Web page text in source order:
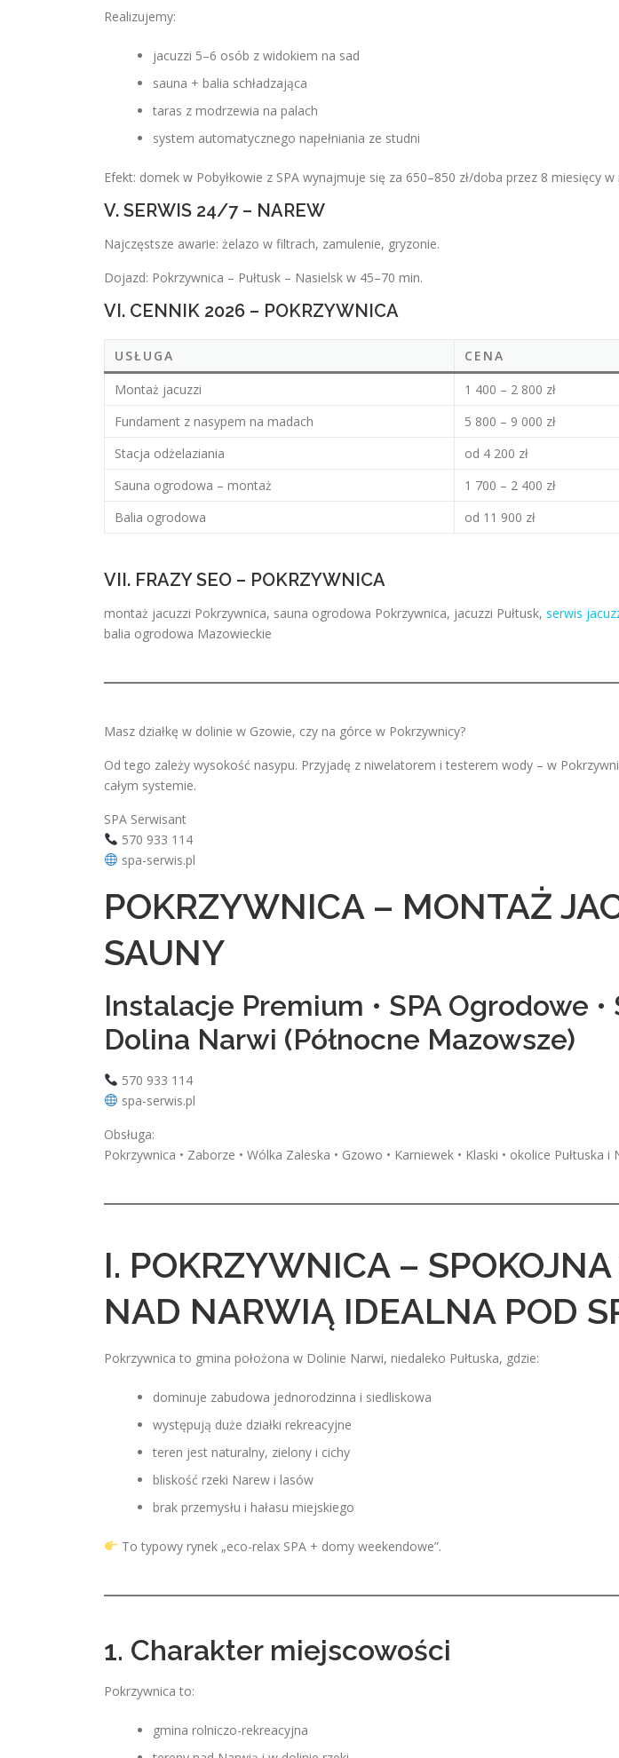
Realizujemy:
jacuzzi 5–6 osób z widokiem na sad
sauna + balia schładzająca
taras z modrzewia na palach
system automatycznego napełniania ze studni
Efekt: domek w Pobyłkowie z SPA wynajmuje się za 650–850 zł/doba przez 8 miesięcy w
V. SERWIS 24/7 – NAREW
Najczęstsze awarie: żelazo w filtrach, zamulenie, gryzonie.
Dojazd: Pokrzywnica – Pułtusk – Nasielsk w 45–70 min.
VI. CENNIK 2026 – POKRZYWNICA
USŁUGA
CENA
Montaż jacuzzi
1 400 – 2 800 zł
Fundament z nasypem na madach
5 800 – 9 000 zł
Stacja odżelaziania
od 4 200 zł
Sauna ogrodowa – montaż
1 700 – 2 400 zł
Balia ogrodowa
od 11 900 zł
VII. FRAZY SEO – POKRZYWNICA
montaż jacuzzi Pokrzywnica, sauna ogrodowa Pokrzywnica, jacuzzi Pułtusk, serwis
balia ogrodowa Mazowieckie
Masz działkę w dolinie w Gzowie, czy na górce w Pokrzywnicy?
Od tego zależy wysokość nasypu. Przyjadę z niwelatorem i testerem wody – w
całym systemie.
SPA Serwisant
570 933 114
spa-serwis.pl
POKRZYWNICA – MONTAŻ
SAUNY
Instalacje Premium • SPA Ogrodowe •
Dolina Narwi (Północne Mazowsze)
570 933 114
spa-serwis.pl
Obsługa:
Pokrzywnica • Zaborze • Wólka Zaleska • Gzowo • Karniewek • Klaski • okolice Pułtuska i
I. POKRZYWNICA –
NAD NARWIĄ IDEALNA POD
Pokrzywnica to gmina położona w Dolinie Narwi, niedaleko Pułtuska, gdzie:
dominuje zabudowa jednorodzinna i siedliskowa
występują duże działki rekreacyjne
teren jest naturalny, zielony i cichy
bliskość rzeki Narew i lasów
brak przemysłu i hałasu miejskiego
To typowy rynek „eco-relax SPA + domy weekendowe”.
1. Charakter miejscowości
Pokrzywnica to:
gmina rolniczo-rekreacyjna